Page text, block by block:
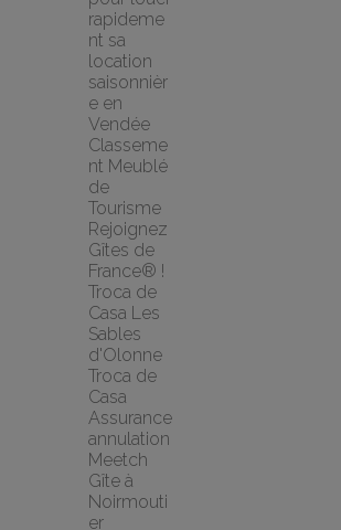
rapideme
nt sa
location
saisonnièr
e en
Vendée
Classeme
nt Meublé
de
Tourisme
Rejoignez
Gîtes de
France® !
Troca de
Casa Les
Sables
d'Olonne
Troca de
Casa
Assurance
annulation
Meetch
Gîte à
Noirmouti
er